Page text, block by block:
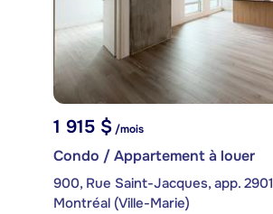
1 915 $/mois
Condo / Appartement à louer
900, Rue Saint-Jacques, app. 2901
Montréal (Ville-Marie)